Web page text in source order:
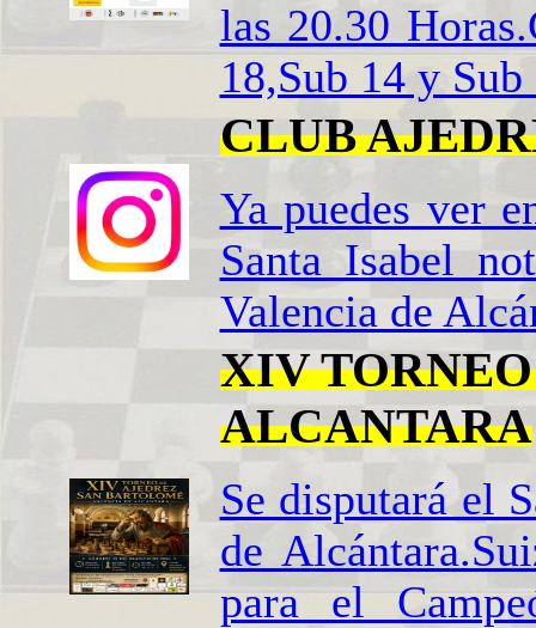
las 20.30
18,Sub 14 y Sub
CLUB
Ya puedes ver
Santa Isabel
Valencia de
XIV
ALCANTARA
Se disputará el
de
para el